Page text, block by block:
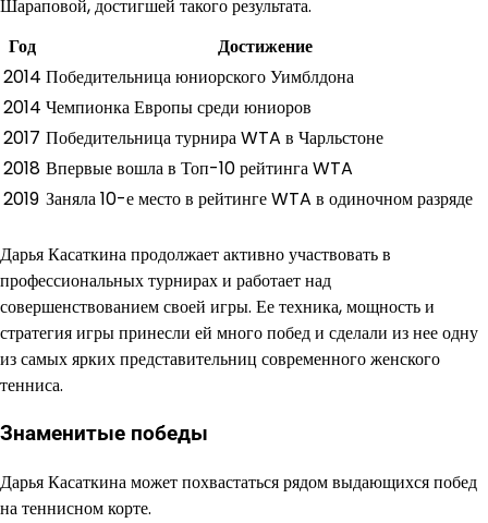
Шараповой, достигшей такого результата.
Год
Достижение
2014 Победительница юниорского Уимблдона
2014 Чемпионка Европы среди юниоров
2017 Победительница турнира WTA в Чарльстоне
2018 Впервые вошла в Топ-10 рейтинга WTA
2019 Заняла 10-е место в рейтинге WTA в одиночном разряде
Дарья Касаткина продолжает активно участвовать в
профессиональных турнирах и работает над
совершенствованием своей игры. Ее техника, мощность и
стратегия игры принесли ей много побед и сделали из нее одну
из самых ярких представительниц современного женского
тенниса.
Знаменитые победы
Дарья Касаткина может похвастаться рядом выдающихся побед
на теннисном корте.